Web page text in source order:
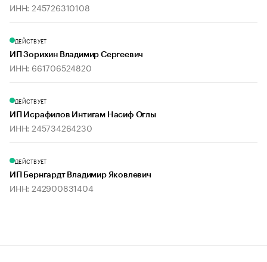
ИНН: 245726310108
ДЕЙСТВУЕТ
ИП Зорихин Владимир Сергеевич
ИНН: 661706524820
ДЕЙСТВУЕТ
ИП Исрафилов Интигам Насиф Оглы
ИНН: 245734264230
ДЕЙСТВУЕТ
ИП Бернгардт Владимир Яковлевич
ИНН: 242900831404